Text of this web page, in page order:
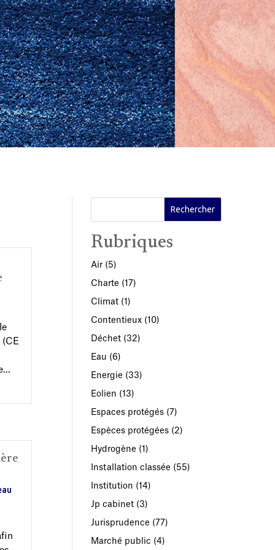
(CE
Rubriques
Air(5)
Charte (17)
Climat(1)
Contentieux(10)
Déchet(32)
Eau (6)
Energie (33)
Eolien (13)
Espaces protégés(7)
Espèces protégées(2)
Hydrogène (1)
Installation classée (55)
Institution (14)
Jp cabinet(3)
Jurisprudence (77)
Marché public (4)